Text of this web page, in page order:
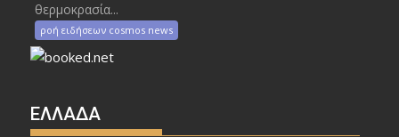
θερμοκρασία...
ροή ειδήσεων cosmos news
ΕΛΛΑΔΑ